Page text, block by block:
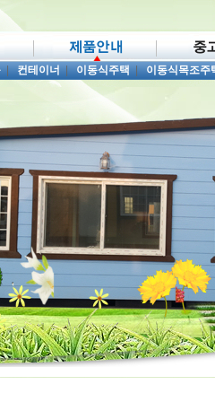
|컨테이너|이동식주택|이동식목조주